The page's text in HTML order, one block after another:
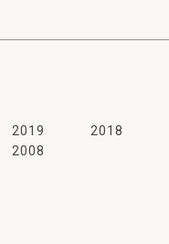
2019 2018
2008